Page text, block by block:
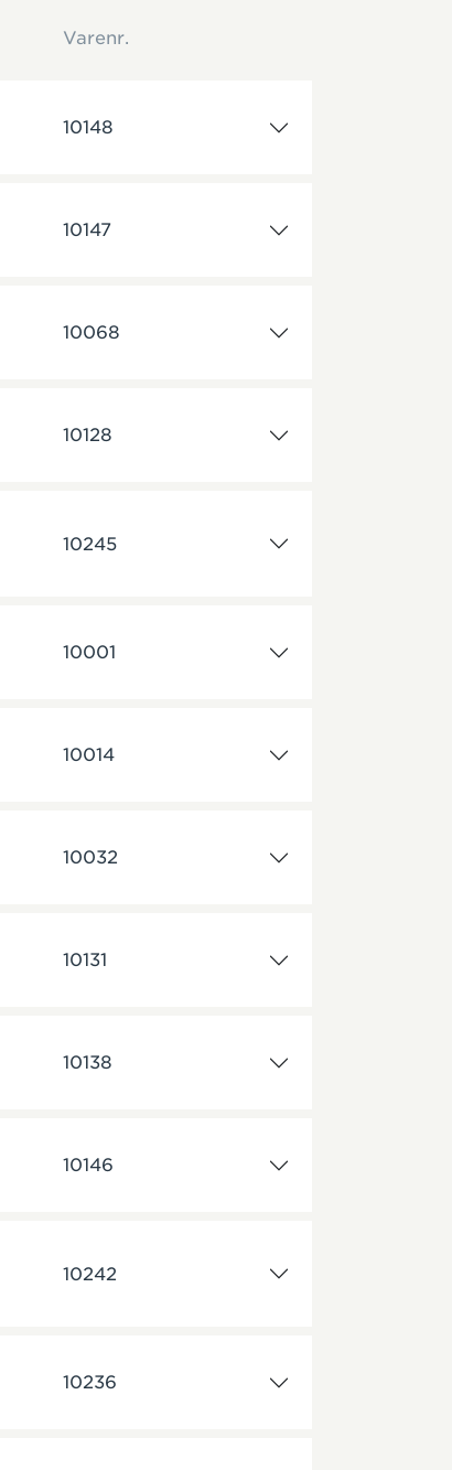
Varenr.
10148
10147
10068
10128
10245
10001
10014
10032
10131
10138
10146
10242
10236